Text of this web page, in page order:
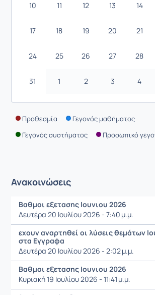
10 11 12 13 14
17 18 19 20 21
24 25 26 27 28
31 1 2 3 4
Προθεσμία
Γεγονός μαθήματος
Γεγονός συστήματος
Προσωπικό
Ανακοινώσεις
Βαθμοι εξετασης Ιουνιου 2026
Δευτέρα 20 Ιουλίου 2026 - 7:40 μ.μ.
εχουν αναρτηθεί οι λύσεις θεμάτων
στα Εγγραφα
Δευτέρα 20 Ιουλίου 2026 - 2:02 μ.μ.
Βαθμοι εξετασης Ιουνιου 2026
Κυριακή 19 Ιουλίου 2026 - 11:41 μ.μ.